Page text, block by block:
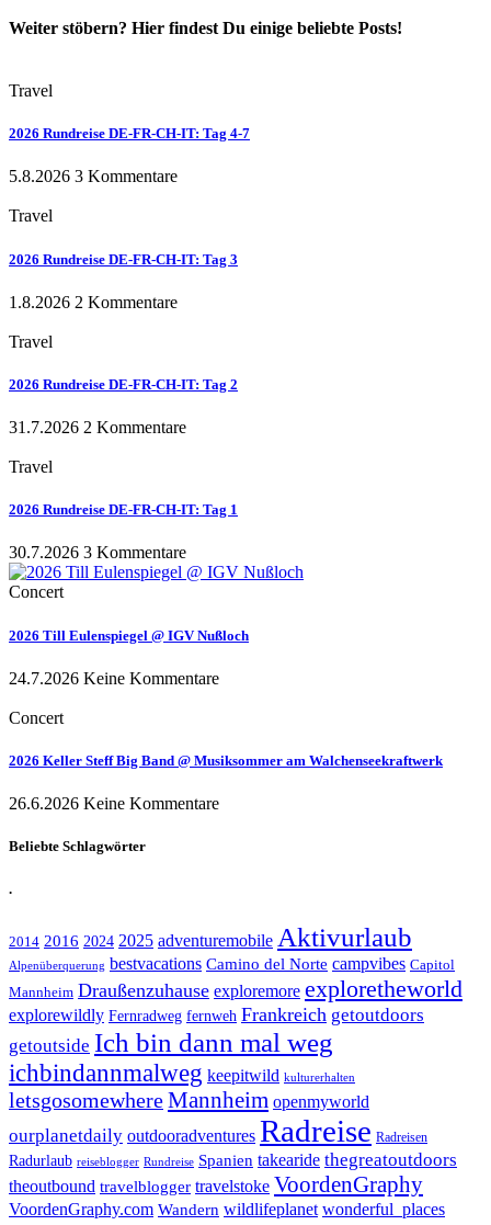
Weiter stöbern? Hier findest Du einige beliebte Posts!
Travel
2026 Rundreise DE-FR-CH-IT: Tag 4-7
5.8.2026 3 Kommentare
Travel
2026 Rundreise DE-FR-CH-IT: Tag 3
1.8.2026 2 Kommentare
Travel
2026 Rundreise DE-FR-CH-IT: Tag 2
31.7.2026 2 Kommentare
Travel
2026 Rundreise DE-FR-CH-IT: Tag 1
30.7.2026 3 Kommentare
Concert
2026 Till Eulenspiegel @ IGV Nußloch
24.7.2026 Keine Kommentare
Concert
2026 Keller Steff Big Band @ Musiksommer am Walchenseekraftwerk
26.6.2026 Keine Kommentare
Beliebte Schlagwörter
.
2014 2016 2024 2025 adventuremobile Aktivurlaub
Alpenüberquerung bestvacations Camino del Norte campvibes Capitol
Mannheim Draußenzuhause exploremore exploretheworld
explorewildly Fernradweg fernweh Frankreich getoutdoors
getoutside Ich bin dann mal weg
ichbindannmalweg keepitwild kulturerhalten
letsgosomewhereMannheim openmyworld
ourplanetdaily outdooradventures Radreise Radreisen
Radurlaub reiseblogger Rundreise Spanien takearide thegreatoutdoors
theoutbound travelblogger travelstoke VoordenGraphy
VoordenGraphy.com Wandern wildlifeplanet wonderful_places